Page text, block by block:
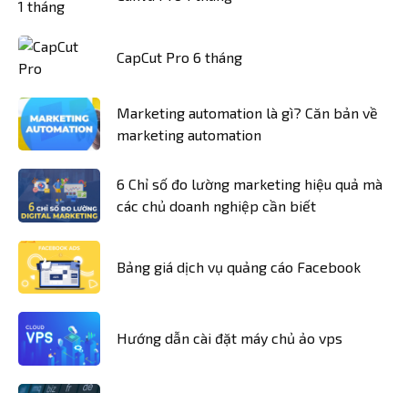
CapCut Pro 6 tháng
Marketing automation là gì? Căn bản về
marketing automation
6 Chỉ số đo lường marketing hiệu quả mà
các chủ doanh nghiệp cần biết
Bảng giá dịch vụ quảng cáo Facebook
Hướng dẫn cài đặt máy chủ ảo vps